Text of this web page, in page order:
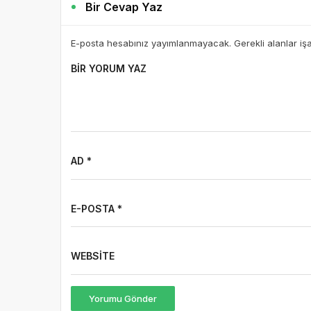
Bir Cevap Yaz
E-posta hesabınız yayımlanmayacak. Gerekli alanlar
BIR YORUM YAZ
AD *
E-POSTA *
WEBSITE
Yorumu Gönder